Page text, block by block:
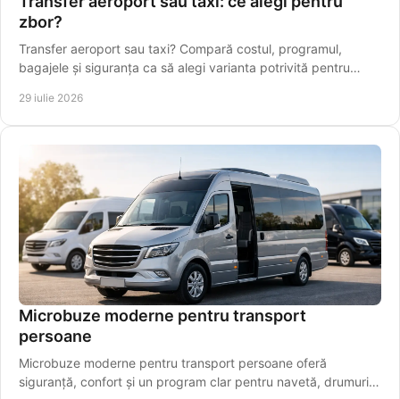
zbor?
Transfer aeroport sau taxi? Compară costul, programul,
bagajele și siguranța ca să alegi varianta potrivită pentru
29 iulie 2026
Microbuze moderne pentru transport
persoane
Microbuze moderne pentru transport persoane oferă
siguranță, confort și un program clar pentru navetă, drumuri